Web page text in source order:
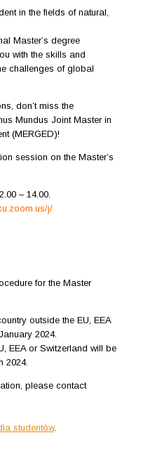
in the fields of natural,
Master’s degree
with the skills and
challenges of global
don’t miss the
Mundus Joint Master in
(MERGED)!
session on the Master’s
– 14.00.
j/
for the Master
outside the EU, EEA
2024.
EEA or Switzerland will be
2024.
please contact
studentów.